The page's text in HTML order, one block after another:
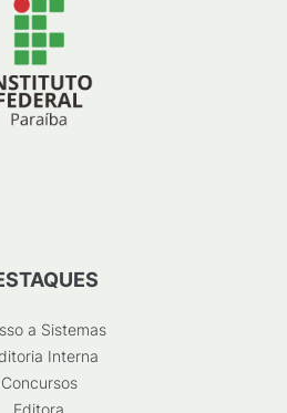
a Sistemas
Interna
Concursos
Editora